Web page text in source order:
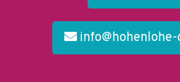
info@hohenlohe-